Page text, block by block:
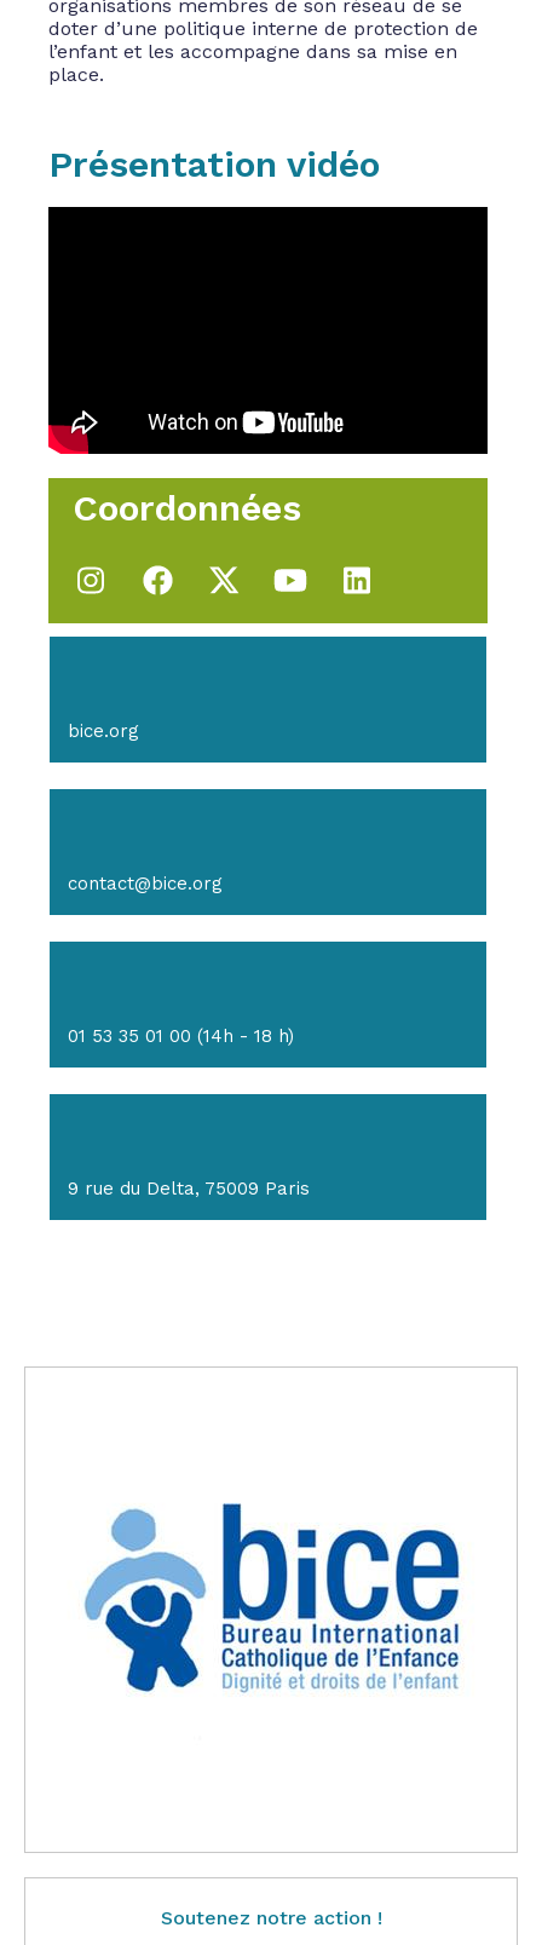
organisations membres de son réseau de se
doter d’une politique interne de protection de
l’enfant et les accompagne dans sa mise en
place.
Présentation vidéo
Coordonnées
bice.org
contact@bice.org
01 53 35 01 00 (14h - 18 h)
9 rue du Delta, 75009 Paris
Soutenez notre action !